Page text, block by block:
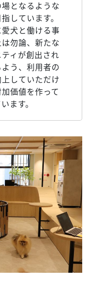
となるような
しています。
犬と働ける事
勿論、新たな
ィが創出され
う、利用者の
していただけ
価値を作って
ます。